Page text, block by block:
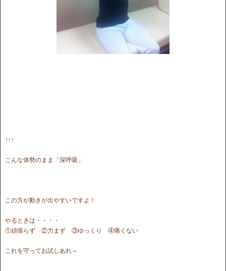
↑↑↑
こんな体勢のまま「深呼吸」
この方が動きが出やすいですよ！
やるときは・・・・
①頑張らず ②力まず ③ゆっくり ④痛くない
これを守ってお試しあれ～